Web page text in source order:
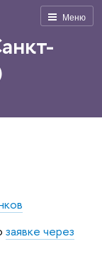
Меню
заявке через